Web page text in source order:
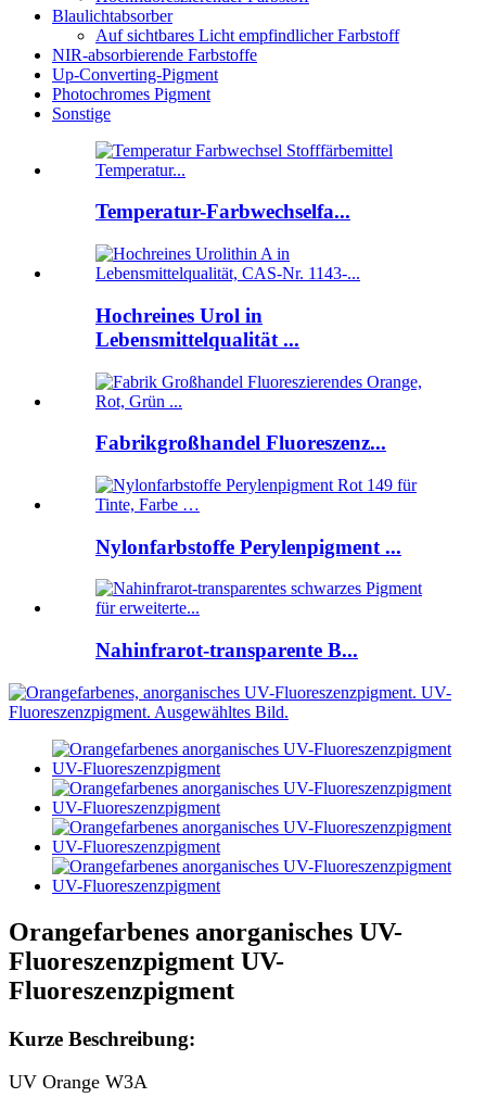
Blaulichtabsorber
Auf sichtbares Licht empfindlicher Farbstoff
NIR-absorbierende Farbstoffe
Up-Converting-Pigment
Photochromes Pigment
Sonstige
Temperatur-Farbwechselfa...
Hochreines Urol in
Lebensmittelqualität ...
Fabrikgroßhandel Fluoreszenz...
Nylonfarbstoffe Perylenpigment ...
Nahinfrarot-transparente B...
Orangefarbenes anorganisches UV-
Fluoreszenzpigment UV-
Fluoreszenzpigment
Kurze Beschreibung:
UV Orange W3A